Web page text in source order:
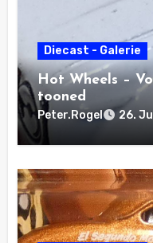
Diecast - Galerie
Hot Wheels –
tooned
Peter.Rogel 26.